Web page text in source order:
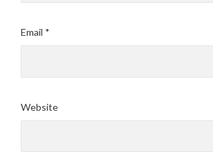
Email *
Website